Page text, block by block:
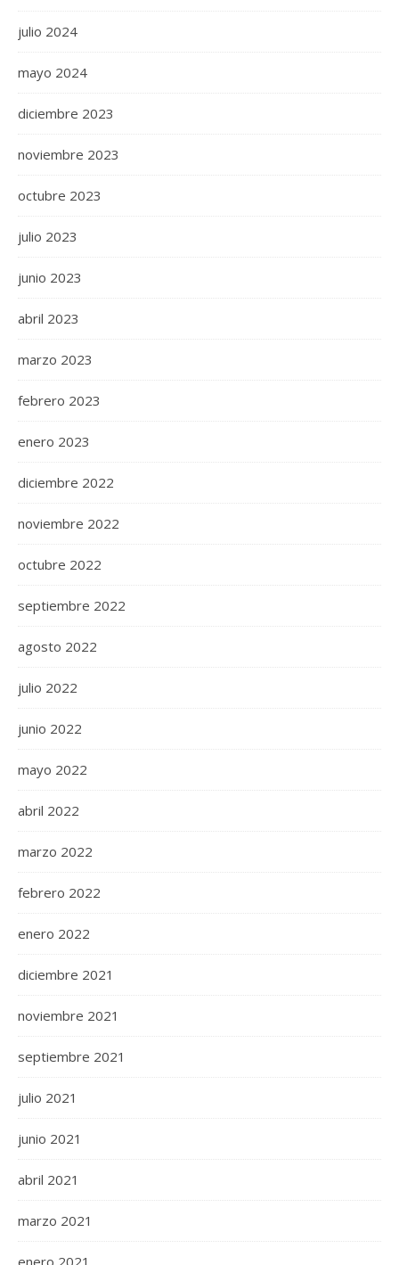
julio 2024
mayo 2024
diciembre 2023
noviembre 2023
octubre 2023
julio 2023
junio 2023
abril 2023
marzo 2023
febrero 2023
enero 2023
diciembre 2022
noviembre 2022
octubre 2022
septiembre 2022
agosto 2022
julio 2022
junio 2022
mayo 2022
abril 2022
marzo 2022
febrero 2022
enero 2022
diciembre 2021
noviembre 2021
septiembre 2021
julio 2021
junio 2021
abril 2021
marzo 2021
enero 2021